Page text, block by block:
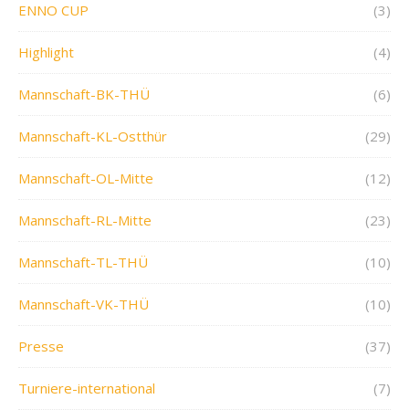
ENNO CUP (3)
Highlight (4)
Mannschaft-BK-THÜ (6)
Mannschaft-KL-Ostthür (29)
Mannschaft-OL-Mitte (12)
Mannschaft-RL-Mitte (23)
Mannschaft-TL-THÜ (10)
Mannschaft-VK-THÜ (10)
Presse (37)
Turniere-international (7)